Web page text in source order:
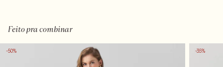
Feito pra combinar
-50% -35%